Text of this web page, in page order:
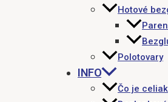
Hotové
Polotovary
INFO
Čo je